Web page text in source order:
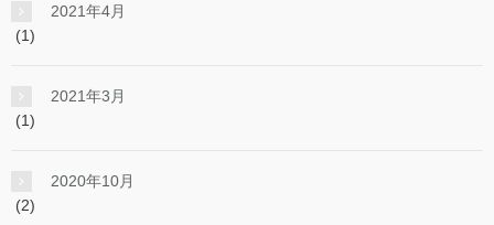
2021年4月
(1)
2021年3月
(1)
2020年10月
(2)